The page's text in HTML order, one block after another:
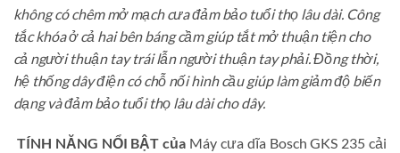
không có chêm mở mạch cưa đảm bảo tuổi thọ lâu dài. Công
tắc khóa ở cả hai bên báng cầm giúp tắt mở thuận tiện cho
cả người thuận tay trái lẫn người thuận tay phải. Đồng thời,
hệ thống dây điện có chỗ nối hình cầu giúp làm giảm độ biến
dạng và đảm bảo tuổi thọ lâu dài cho dây.
TÍNH NĂNG NỔI BẬT của Máy cưa dĩa Bosch GKS 235 cải